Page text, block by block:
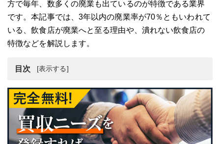
方で毎年、数多くの廃業も出ているのが特徴である業界
です。本記事では、3年以内の廃業率が70％ともいわれて
いる、飲食店が廃業へと至る理由や、潰れない飲食店の
特徴などを解説します。
目次
飲食店の廃業実態！3年以内廃業率は70％
飲食店が廃業する理由
飲食店が廃業する流れ